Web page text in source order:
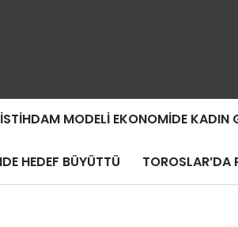
İSTIHDAM MODELI EKONOMIDE KADIN
HEDEF BÜYÜTTÜ TOROSLAR’DA